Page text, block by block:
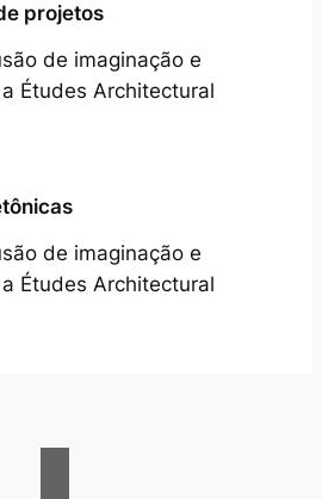
projetos
de imaginação e
Études Architectural
de imaginação e
Études Architectural